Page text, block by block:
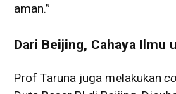
aman.”
Dari Beijing, Cahaya Ilmu
Prof Taruna juga melakukan